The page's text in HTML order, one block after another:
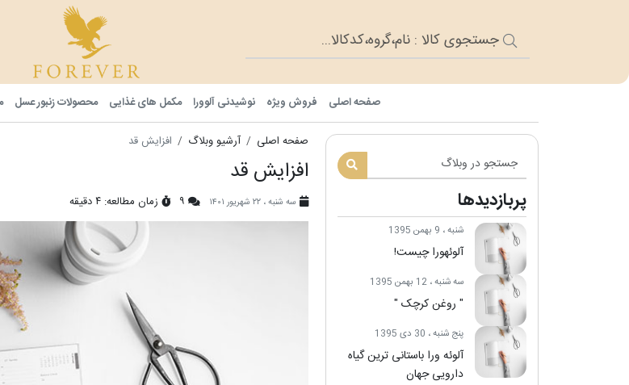
صفحه اصلی فروش ویژه نوشیدنی آلوورا مکمل های غذایی محصولات زنبور عسل
پربازدیدها
شنبه ، 9 بهمن 1395
آلوئه‎ورا چیست!
سه شنبه ، 12 بهمن 1395
" روغن کرچک "
پنج شنبه ، 30 دی 1395
آلوئه ورا باستانی ترین گیاه
دارویی جهان
صفحه اصلی آرشیو وبلاگ افزایش قد
افزایش قد
سه شنبه ، ۲۲ شهریور ۱۴۰۱ زمان مطالعه: ۴ دقیقه